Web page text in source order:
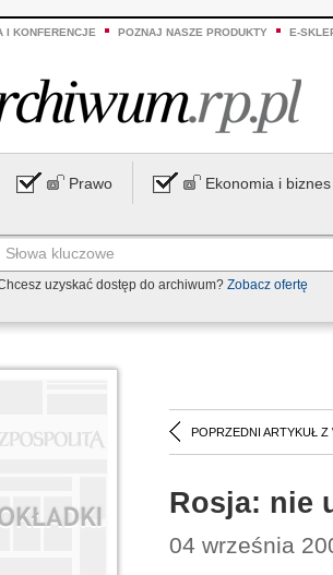
I KONFERENCJE POZNAJ NASZE PRODUKTY E-
Prawo Ekonomia i biznes
uzyskać dostęp do archiwum? Zobacz ofertę
POPRZEDNI ARTYKUŁ Z
Rosja: nie
04 września